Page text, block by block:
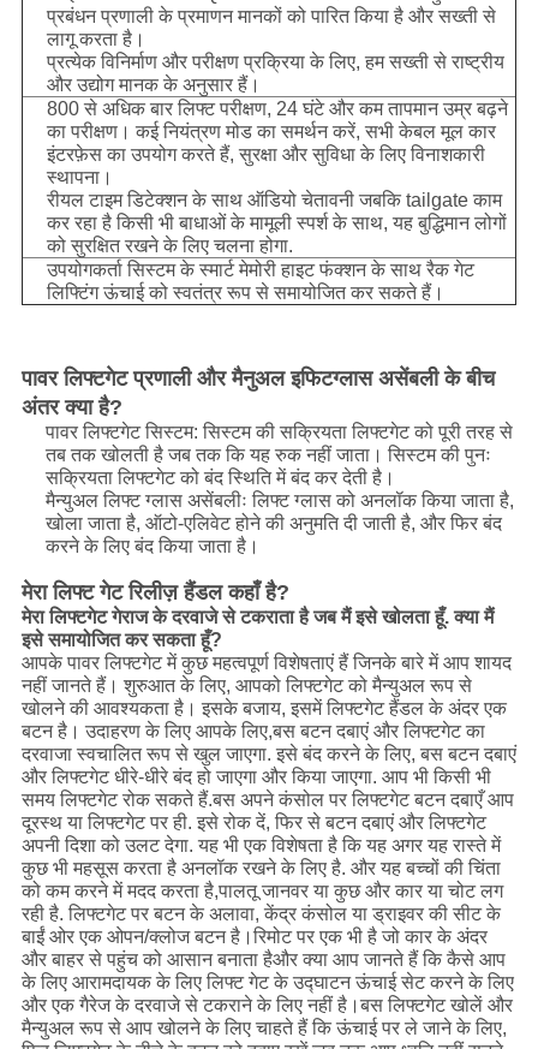
प्रबंधन प्रणाली के प्रमाणन मानकों को पारित किया है और सख्ती से
लागू करता है।
प्रत्येक विनिर्माण और परीक्षण प्रक्रिया के लिए, हम सख्ती से राष्ट्रीय
और उद्योग मानक के अनुसार हैं।
800 से अधिक बार लिफ्ट परीक्षण, 24 घंटे और कम तापमान उम्र बढ़ने
का परीक्षण। कई नियंत्रण मोड का समर्थन करें, सभी केबल मूल कार
इंटरफ़ेस का उपयोग करते हैं, सुरक्षा और सुविधा के लिए विनाशकारी
स्थापना।
रीयल टाइम डिटेक्शन के साथ ऑडियो चेतावनी जबकि tailgate काम
कर रहा है किसी भी बाधाओं के मामूली स्पर्श के साथ, यह बुद्धिमान लोगों
को सुरक्षित रखने के लिए चलना होगा.
उपयोगकर्ता सिस्टम के स्मार्ट मेमोरी हाइट फंक्शन के साथ रैक गेट
लिफ्टिंग ऊंचाई को स्वतंत्र रूप से समायोजित कर सकते हैं।
पावर लिफ्टगेट प्रणाली और मैनुअल इफिटग्लास असेंबली के बीच
अंतर क्या है?
पावर लिफ्टगेट सिस्टम: सिस्टम की सक्रियता लिफ्टगेट को पूरी तरह से
तब तक खोलती है जब तक कि यह रुक नहीं जाता। सिस्टम की पुनः
सक्रियता लिफ्टगेट को बंद स्थिति में बंद कर देती है।
मैन्युअल लिफ्ट ग्लास असेंबलीः लिफ्ट ग्लास को अनलॉक किया जाता है,
खोला जाता है, ऑटो-एलिवेट होने की अनुमति दी जाती है, और फिर बंद
करने के लिए बंद किया जाता है।
मेरा लिफ्ट गेट रिलीज़ हैंडल कहाँ है?
मेरा लिफ्टगेट गेराज के दरवाजे से टकराता है जब मैं इसे खोलता हूँ. क्या मैं
इसे समायोजित कर सकता हूँ?
आपके पावर लिफ्टगेट में कुछ महत्वपूर्ण विशेषताएं हैं जिनके बारे में आप शायद
नहीं जानते हैं। शुरुआत के लिए, आपको लिफ्टगेट को मैन्युअल रूप से
खोलने की आवश्यकता है। इसके बजाय, इसमें लिफ्टगेट हैंडल के अंदर एक
बटन है। उदाहरण के लिए आपके लिए,बस बटन दबाएं और लिफ्टगेट का
दरवाजा स्वचालित रूप से खुल जाएगा. इसे बंद करने के लिए, बस बटन दबाएं
और लिफ्टगेट धीरे-धीरे बंद हो जाएगा और किया जाएगा. आप भी किसी भी
समय लिफ्टगेट रोक सकते हैं.बस अपने कंसोल पर लिफ्टगेट बटन दबाएँ आप
दूरस्थ या लिफ्टगेट पर ही. इसे रोक दें, फिर से बटन दबाएं और लिफ्टगेट
अपनी दिशा को उलट देगा. यह भी एक विशेषता है कि यह अगर यह रास्ते में
कुछ भी महसूस करता है अनलॉक रखने के लिए है. और यह बच्चों की चिंता
को कम करने में मदद करता है,पालतू जानवर या कुछ और कार या चोट लग
रही है. लिफ्टगेट पर बटन के अलावा, केंद्र कंसोल या ड्राइवर की सीट के
बाईं ओर एक ओपन/क्लोज बटन है।रिमोट पर एक भी है जो कार के अंदर
और बाहर से पहुंच को आसान बनाता हैऔर क्या आप जानते हैं कि कैसे आप
के लिए आरामदायक के लिए लिफ्ट गेट के उद्घाटन ऊंचाई सेट करने के लिए
और एक गैरेज के दरवाजे से टकराने के लिए नहीं है।बस लिफ्टगेट खोलें और
मैन्युअल रूप से आप खोलने के लिए चाहते हैं कि ऊंचाई पर ले जाने के लिए,